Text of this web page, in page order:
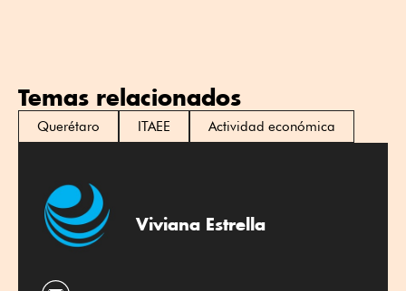
Temas relacionados
Querétaro ITAEE Actividad económica
Viviana Estrella